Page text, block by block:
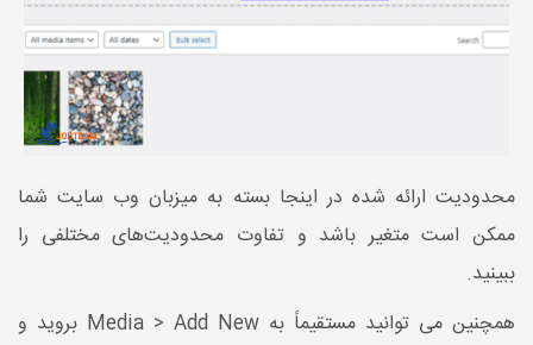
محدودیت ارائه شده در اینجا بسته به میزبان وب سایت شما
ممکن است متغیر باشد و تفاوت محدودیت‌های مختلفی را
ببینید.
همچنین می توانید مستقیماً به Media > Add New بروید و